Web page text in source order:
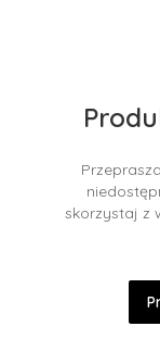
skorzystaj z